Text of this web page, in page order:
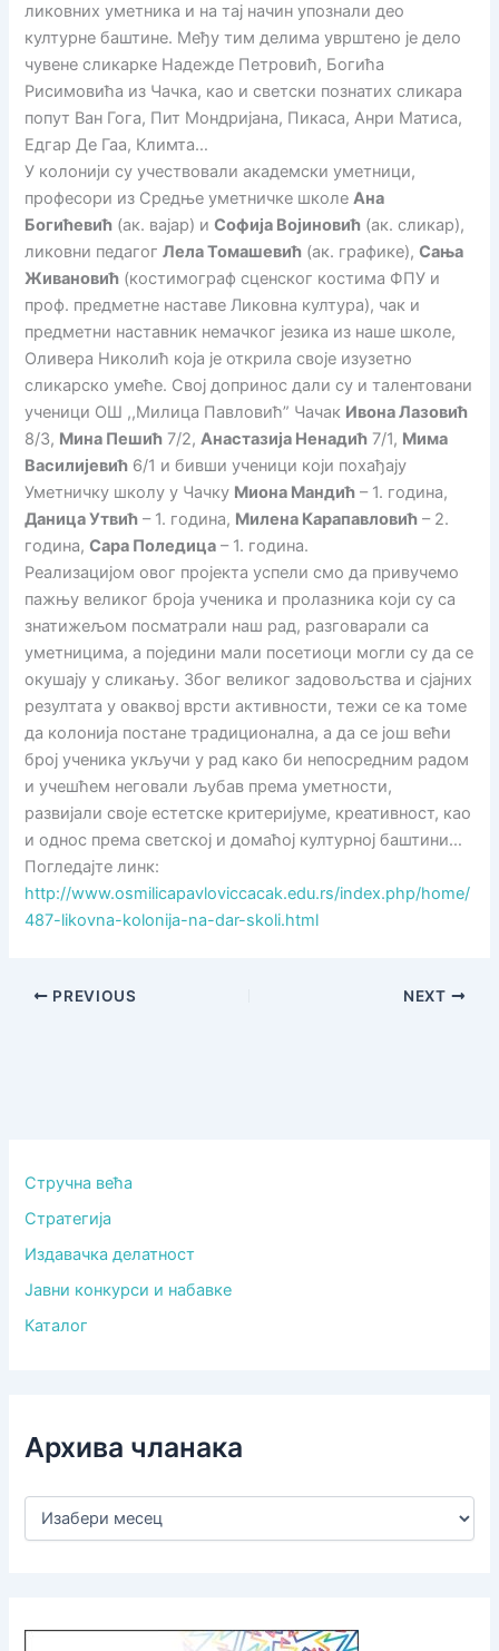
ликовних уметника и на тај начин упознали део
културне баштине. Међу тим делима уврштено је дело
чувене сликарке Надежде Петровић, Богића
Рисимовића из Чачка, као и светски познатих сликара
попут Ван Гога, Пит Мондријана, Пикаса, Анри Матиса,
Едгар Де Гаа, Климта…
У колонији су учествовали академски уметници,
професори из Средње уметничке школеАна
Богићевић (ак. вајар) иСофија Војиновић (ак. сликар),
ликовни педагогЛела Томашевић (ак. графике),Сања
Живановић (костимограф сценског костима ФПУ и
проф. предметне наставе Ликовна култура), чак и
предметни наставник немачког језика из наше школе,
Оливера Николић која је открила своје изузетно
сликарско умеће. Свој допринос дали су и талентовани
ученици ОШ ,,Милица Павловић” Чачак Ивона Лазовић
8/3, Мина Пешић 7/2,Анастазија Ненадић 7/1, Мима
Василијевић 6/1 и бивши ученици који похађају
Уметничку школу у Чачку Миона Мандић – 1. година,
Даница Утвић – 1. година, Милена Карапавловић – 2.
година,Сара Поледица – 1. година.
Реализацијом овог пројекта успели смо да привучемо
пажњу великог броја ученика и пролазника који су са
знатижељом посматрали наш рад, разговарали са
уметницима, а поједини мали посетиоци могли су да се
окушају у сликању. Због великог задовољства и сјајних
резултата у оваквој врсти активности, тежи се ка томе
да колонија постане традиционална, а да се још већи
број ученика укључи у рад како би непосредним радом
и учешћем неговали љубав према уметности,
развијали своје естетске критеријуме, креативност, као
и однос према светској и домаћој културној баштини…
Погледајте линк:
http://www.osmilicapavloviccacak.edu.rs/index.php/home/
487-likovna-kolonija-na-dar-skoli.html
PREVIOUS NEXT
Стручна већа
Стратегија
Издавачка делатност
Јавни конкурси и набавке
Каталог
Архива чланака
А